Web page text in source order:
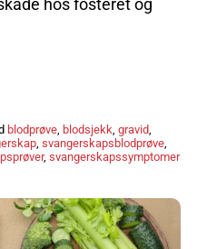
hos fosteret og
blodprøve, blodsjekk, gravid,
, svangerskapsblodprøve,
, svangerskapssymptomer